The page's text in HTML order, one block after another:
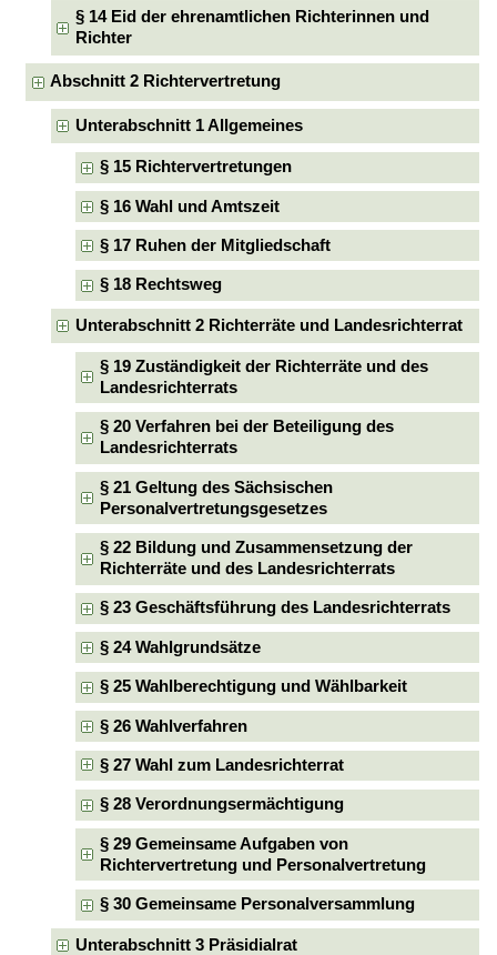
§ 14 Eid der ehrenamtlichen Richterinnen und
Richter
Abschnitt 2 Richtervertretung
Unterabschnitt 1 Allgemeines
§ 15 Richtervertretungen
§ 16 Wahl und Amtszeit
§ 17 Ruhen der Mitgliedschaft
§ 18 Rechtsweg
Unterabschnitt 2 Richterräte und Landesrichterrat
§ 19 Zuständigkeit der Richterräte und des
Landesrichterrats
§ 20 Verfahren bei der Beteiligung des
Landesrichterrats
§ 21 Geltung des Sächsischen
Personalvertretungsgesetzes
§ 22 Bildung und Zusammensetzung der
Richterräte und des Landesrichterrats
§ 23 Geschäftsführung des Landesrichterrats
§ 24 Wahlgrundsätze
§ 25 Wahlberechtigung und Wählbarkeit
§ 26 Wahlverfahren
§ 27 Wahl zum Landesrichterrat
§ 28 Verordnungsermächtigung
§ 29 Gemeinsame Aufgaben von
Richtervertretung und Personalvertretung
§ 30 Gemeinsame Personalversammlung
Unterabschnitt 3 Präsidialrat